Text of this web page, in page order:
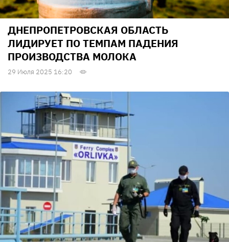
ДНЕПРОПЕТРОВСКАЯ ОБЛАСТЬ
ЛИДИРУЕТ ПО ТЕМПАМ ПАДЕНИЯ
ПРОИЗВОДСТВА МОЛОКА
29 Июля 2025 16:20